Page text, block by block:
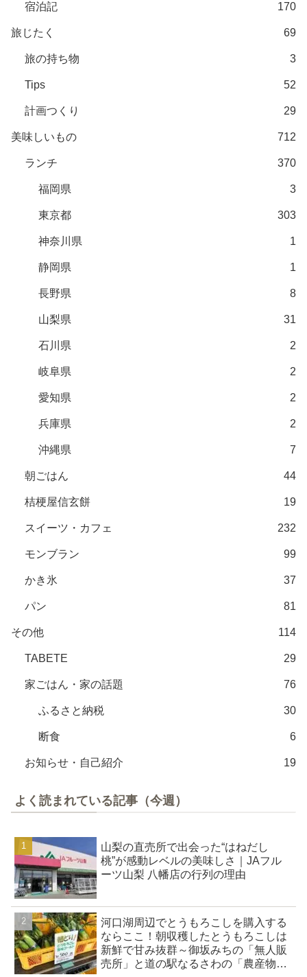
宿泊記 170
旅じたく 69
旅の持ち物 3
Tips 52
計画つくり 29
美味しいもの 712
ランチ 370
福岡県 3
東京都 303
神奈川県 1
静岡県 1
長野県 8
山梨県 31
石川県 2
岐阜県 2
愛知県 2
兵庫県 2
沖縄県 7
朝ごはん 44
桔梗屋信玄餅 19
スイーツ・カフェ 232
モンブラン 99
かき氷 37
パン 81
その他 114
TABETE 29
家ごはん・家の話題 76
ふるさと納税 30
断食 6
お知らせ・自己紹介 19
よく読まれている記事（今週）
山梨の直売所で出会った“はねだし
桃”が感動レベルの美味しさ｜JAフル
ーツ山梨 八幡店の行列の理由
河口湖周辺でとうもろこしを購入する
ならここ！朝収穫したとうもろこしは
新鮮で甘み抜群～御坂みちの「無人販
売所」と道の駅なるさわの「農産物直